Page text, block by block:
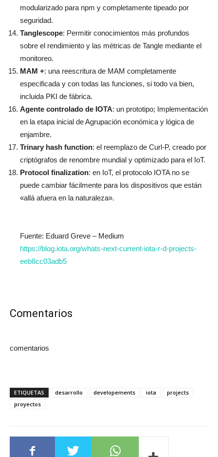
modularizado para npm y completamente tipeado por
seguridad.
Tanglescope: Permitir conocimientos más profundos
sobre el rendimiento y las métricas de Tangle mediante el
monitoreo.
MAM +: una reescritura de MAM completamente
especificada y con todas las funciones, si todo va bien,
incluida PKI de fábrica.
Agente controlado de IOTA: un prototipo; Implementación
en la etapa inicial de Agrupación económica y lógica de
enjambre.
Trinary hash function: el reemplazo de Curl-P, creado por
criptógrafos de renombre mundial y optimizado para el IoT.
Protocol finalization: en IoT, el protocolo IOTA no se
puede cambiar fácilmente para los dispositivos que están
«allá afuera en la naturaleza».
Fuente: Eduard Greve – Medium
https://blog.iota.org/whats-next-current-iota-r-d-projects-
eeb8cc03adb5
Comentarios
comentarios
ETIQUETAS desarrollo developements iota
projects
proyectos